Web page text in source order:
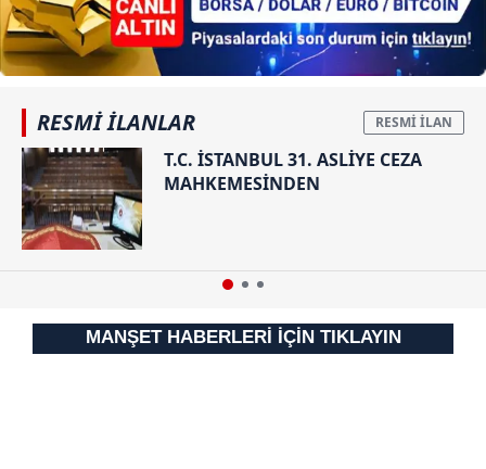
RESMİ İLANLAR
T.C. İSTANBUL 31. ASLİYE CEZA
MAHKEMESİNDEN
MANŞET HABERLERİ İÇİN TIKLAYIN